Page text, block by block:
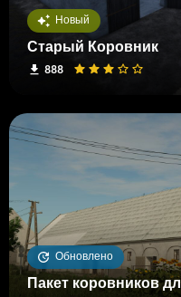
Новый
Старый Коровник
888
Обновлено
Пакет коровников